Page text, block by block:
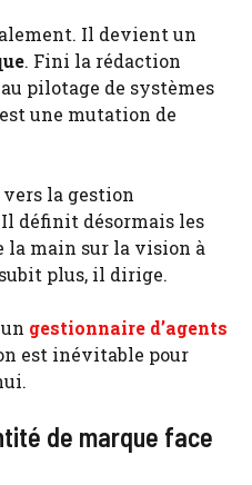
Il devient un
. Fini la rédaction
pilotage de systèmes
une mutation de
vers la gestion
définit désormais les
la main sur la vision à
plus, il dirige.
gestionnaire d’agents
est inévitable pour
de marque face